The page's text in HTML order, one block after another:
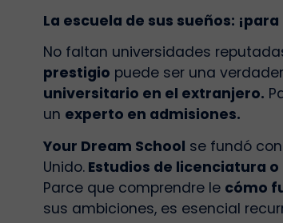
La escuela de sus sueños:
No faltan universidades
prestigio puede ser una
universitario en el extranjero.
un experto en admisiones.
Your Dream School se fundó
Unido.Estudios de licenciatura
Parce que comprendre le cómo
sus ambiciones, es esencial